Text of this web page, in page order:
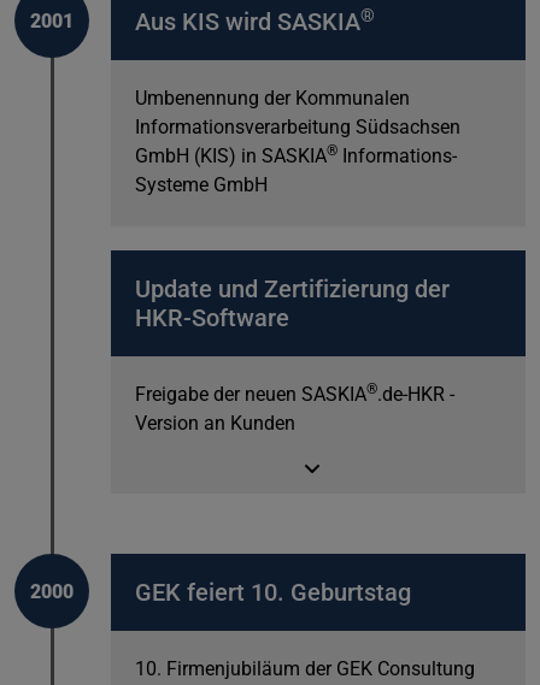
Aus KIS wird SASKIA®
Umbenennung der Kommunalen
Informationsverarbeitung Südsachsen
GmbH (KIS) in SASKIA®
Informations-
Systeme GmbH
Update und Zertifizierung der
HKR-Software
Freigabe der neuen SASKIA®.de-HKR -
Version an Kunden
2001
GEK feiert 10. Geburtstag
10. Firmenjubiläum der GEK Consultung
2000